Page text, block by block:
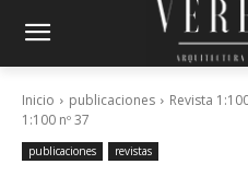
Inicio publicaciones
Revista
1:100 nº 37
publicaciones revistas